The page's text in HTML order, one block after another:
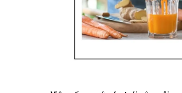
10/06/